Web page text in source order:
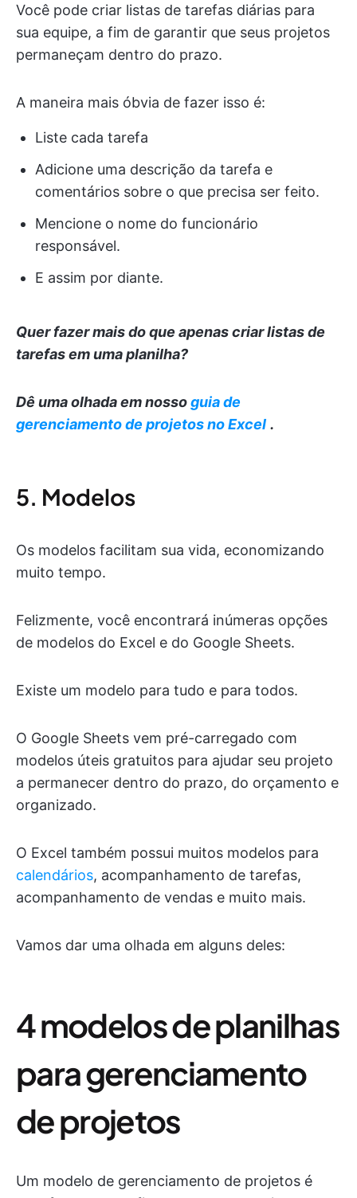
Você pode criar listas de tarefas diárias para
sua equipe, a fim de garantir que seus projetos
permaneçam dentro do prazo.
A maneira mais óbvia de fazer isso é:
Liste cada tarefa
Adicione uma descrição da tarefa e
comentários sobre o que precisa ser feito.
Mencione o nome do funcionário
responsável.
E assim por diante.
Quer fazer mais do que apenas criar listas de
tarefas em uma planilha?
Dê uma olhada em nossoguia de
gerenciamento de projetos no Excel .
5. Modelos
Os modelos facilitam sua vida, economizando
muito tempo.
Felizmente, você encontrará inúmeras opções
de modelos do Excel e do Google Sheets.
Existe um modelo para tudo e para todos.
O Google Sheets vem pré-carregado com
modelos úteis gratuitos para ajudar seu projeto
a permanecer dentro do prazo, do orçamento e
organizado.
O Excel também possui muitos modelos para
calendários, acompanhamento de tarefas,
acompanhamento de vendas e muito mais.
Vamos dar uma olhada em alguns deles:
4 modelos de planilhas
para gerenciamento
de projetos
Um modelo de gerenciamento de projetos é